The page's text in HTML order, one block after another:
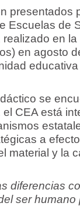
presentados
Escuelas de
en
en agosto
se
CEA está
a
material y la
diferencias
ser